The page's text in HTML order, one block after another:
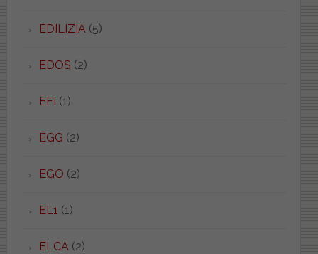
EDILIZIA(5)
EDOS (2)
EFI (1)
EGG (2)
EGO (2)
EL1 (1)
ELCA(2)